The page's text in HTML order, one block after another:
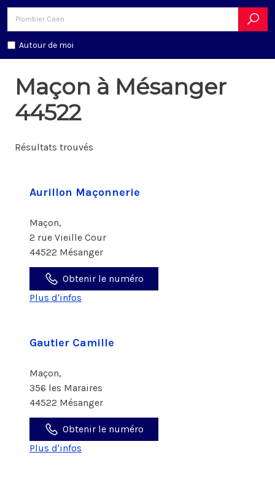
Autour de moi
Maçon à Mésanger
44522
Résultats trouvés
Aurillon Maçonnerie
Maçon,
2 rue Vieille Cour
44522 Mésanger
Obtenir le numéro
Plus d'infos
Gautier Camille
Maçon,
356 les Maraires
44522 Mésanger
Obtenir le numéro
Plus d'infos